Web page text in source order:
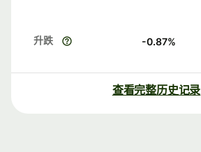
升跌 -0.87%
查看完整历史记录